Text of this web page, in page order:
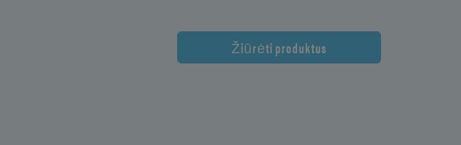
Žiūrėti produktus